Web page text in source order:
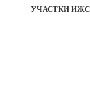
УЧАСТКИ ИЖС